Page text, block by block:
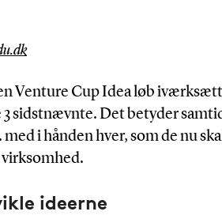
Venture Cup Idea løb
3 sidstnævnte. Det betyder
i hånden hver, som de nu
virksomhed.
ideerne